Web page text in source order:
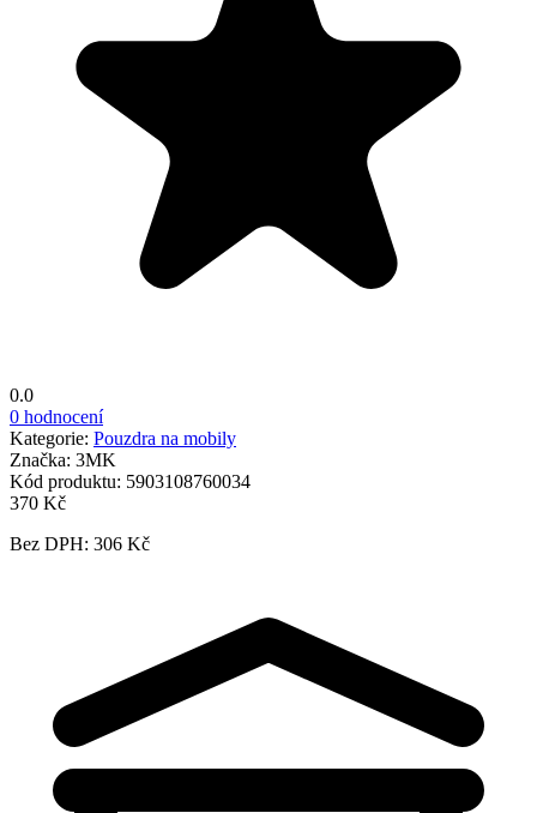
0.0
0 hodnocení
Kategorie: Pouzdra na mobily
Značka: 3MK
Kód produktu: 5903108760034
370 Kč
Bez DPH: 306 Kč